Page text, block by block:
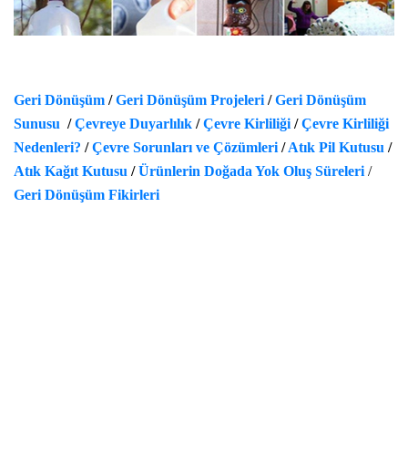
Geri Dönüşüm /Geri Dönüşüm Projeleri /Geri Dönüşüm
Sunusu / Çevreye Duyarlılık /Çevre Kirliliği /Çevre Kirliliği
Nedenleri? /Çevre Sorunları ve Çözümleri /Atık Pil Kutusu /
Atık Kağıt Kutusu /Ürünlerin Doğada Yok Oluş Süreleri /
Geri Dönüşüm Fikirleri